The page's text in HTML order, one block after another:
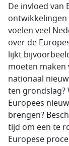
De invloed van
ontwikkelingen
voelen veel
over de
lijkt
moeten
nationaal
ten grondslag?
Europees
brengen?
tijd om een te
Europese